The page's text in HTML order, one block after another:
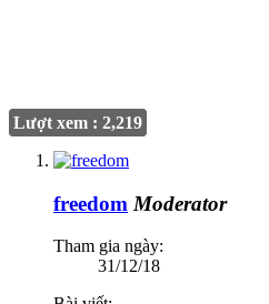
Lượt xem : 2,219
freedom Moderator
Tham gia ngày:
31/12/18